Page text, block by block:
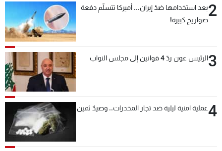
2بعد استخدامها ضدّ إيران... أميركا تتسلّم دفعة
صواريخ كبيرة!
3الرئيس عون ردّ 4 قوانين إلى مجلس النواب
4عملية امنية ليلية ضد تجار المخدرات.. وصيدٌ ثمين